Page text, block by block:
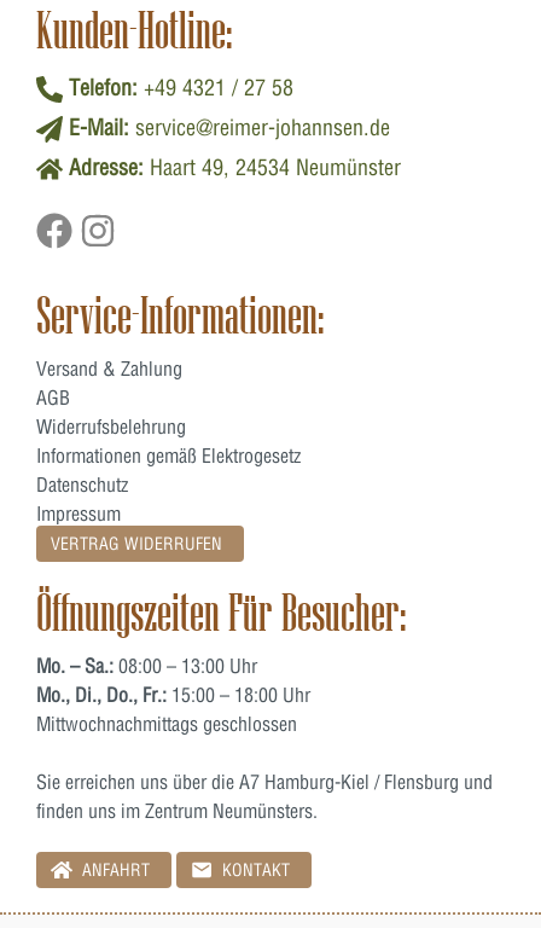
Kunden-Hotline:
Telefon: +49 4321 / 27 58
E-Mail: service@reimer-johannsen.de
Adresse: Haart 49, 24534 Neumünster
Service-Informationen:
Versand & Zahlung
AGB
Widerrufsbelehrung
Informationen gemäß Elektrogesetz
Datenschutz
Impressum
VERTRAG WIDERRUFEN
Öffnungszeiten Für Besucher:
Mo. – Sa.: 08:00 – 13:00 Uhr
Mo., Di., Do., Fr.: 15:00 – 18:00 Uhr
Mittwochnachmittags geschlossen
Sie erreichen uns über die A7 Hamburg-Kiel / Flensburg und
finden uns im Zentrum Neumünsters.
ANFAHRT KONTAKT